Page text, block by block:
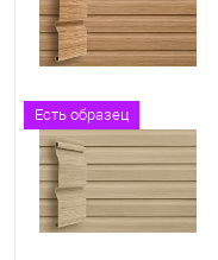
Есть образец